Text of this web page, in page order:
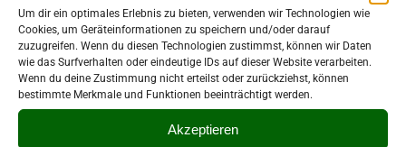
Um dir ein optimales Erlebnis zu bieten, verwenden wir Technologien wie
Cookies, um Geräteinformationen zu speichern und/oder darauf
zuzugreifen. Wenn du diesen Technologien zustimmst, können wir Daten
wie das Surfverhalten oder eindeutige IDs auf dieser Website verarbeiten.
Wenn du deine Zustimmung nicht erteilst oder zurückziehst, können
bestimmte Merkmale und Funktionen beeinträchtigt werden.
Akzeptieren
Liveübertragung besser als die
Bundesliga
3. Mai 2026 | Vereine